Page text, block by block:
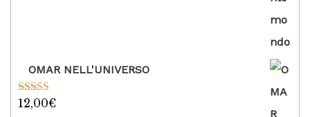
OMAR NELL'UNIVERSO
Valutato
12,00€